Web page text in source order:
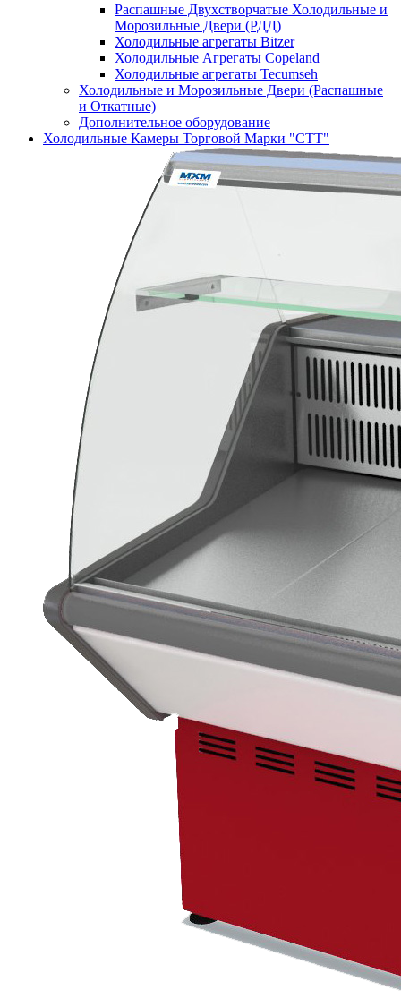
Распашные Двухстворчатые Холодильные и
Морозильные Двери (РДД)
Холодильные агрегаты Bitzer
Холодильные Агрегаты Copeland
Холодильные агрегаты Tecumseh
Холодильные и Морозильные Двери (Распашные
и Откатные)
Дополнительное оборудование
Холодильные Камеры Торговой Марки "СТТ"